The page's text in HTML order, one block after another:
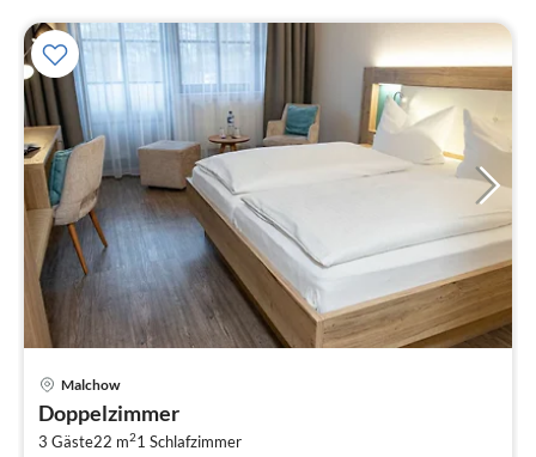
Malchow
Doppelzimmer
3 Gäste22 m21 Schlafzimmer